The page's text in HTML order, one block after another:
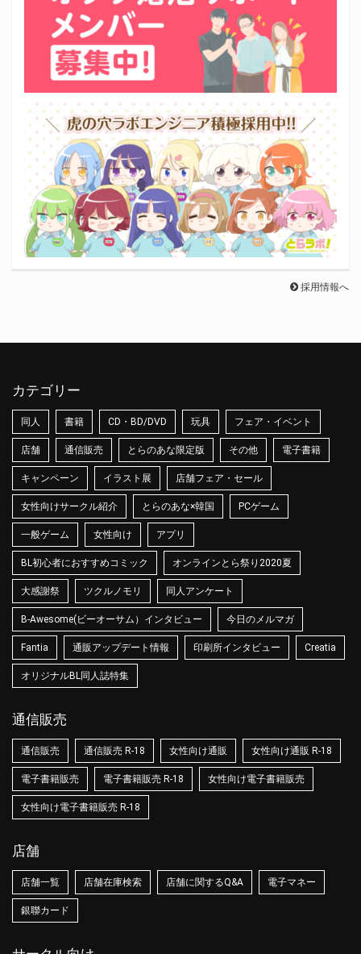
採用情報へ
カテゴリー
同人 書籍 CD・BD/DVD 玩具 フェア・イベント
店舗 通信販売 とらのあな限定版 その他 電子書籍
キャンペーン イラスト展 店舗フェア・セール
女性向けサークル紹介 とらのあな×韓国 PCゲーム
一般ゲーム 女性向け アプリ
BL初心者におすすめコミック オンラインとら祭り2020夏
大感謝祭 ツクルノモリ 同人アンケート
B-Awesome(ビーオーサム）インタビュー 今日のメルマガ
Fantia 通販アップデート情報 印刷所インタビュー Creatia
オリジナルBL同人誌特集
通信販売
通信販売 通信販売 R-18 女性向け通販 女性向け通販 R-18
電子書籍販売 電子書籍販売 R-18 女性向け電子書籍販売
女性向け電子書籍販売 R-18
店舗
店舗一覧 店舗在庫検索 店舗に関するQ&A 電子マネー
銀聯カード